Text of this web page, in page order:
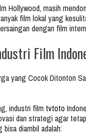
Hollywood, masih
film lokal yang
dengan film
Film
industri film tvtoto
dan strategi agar
diambil adalah: